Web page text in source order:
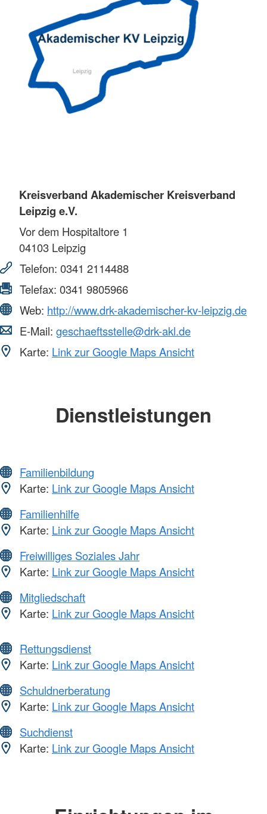
Kreisverband Akademischer Kreisverband
Leipzig e.V.
Vor dem Hospitaltore 1
04103 Leipzig
Telefon: 0341 2114488
Telefax: 0341 9805966
Web: http://www.drk-akademischer-kv-leipzig.de
E-Mail: geschaeftsstelle@drk-akl.de
Karte: Link zur Google Maps Ansicht
Dienstleistungen
Familienbildung
Karte: Link zur Google Maps Ansicht
Familienhilfe
Karte: Link zur Google Maps Ansicht
Freiwilliges Soziales Jahr
Karte: Link zur Google Maps Ansicht
Mitgliedschaft
Karte: Link zur Google Maps Ansicht
Rettungsdienst
Karte: Link zur Google Maps Ansicht
Schuldnerberatung
Karte: Link zur Google Maps Ansicht
Suchdienst
Karte: Link zur Google Maps Ansicht